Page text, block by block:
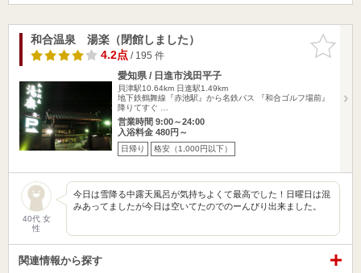
お気に入
りに追加
和合温泉 湯楽（閉館しました）
4.2点/ 195 件
愛知県 / 日進市浅田平子
貝津駅10.64km 日進駅1.49km
地下鉄鶴舞線『赤池駅』から名鉄バス 『和合ゴルフ場前』
降りてすぐ …
営業時間 9:00～24:00
入浴料金 480円～
日帰り 格安（1,000円以下）
40代 女
性
今日は雪降る中露天風呂が気持ちよくて最高でした！日曜日は混
みあってましたが今日は空いてたのでのーんびり出来ました。
関連情報から探す